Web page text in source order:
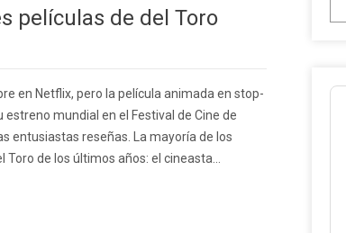
películas de del Toro
en Netflix, pero la película animada en stop-
mundial en el Festival de Cine de
entusiastas reseñas. La mayoría de los
de los últimos años: el cineasta...